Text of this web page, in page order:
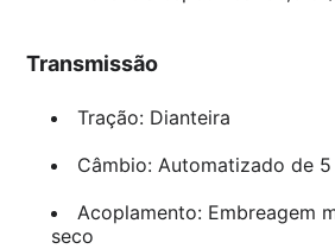
Transmissão
Tração: Dianteira
Câmbio: Automatizado de 5
Acoplamento: Embreagem
seco